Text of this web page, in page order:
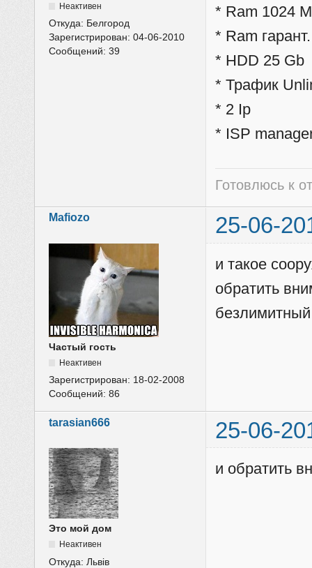
Неактивен
Откуда: Белгород
Зарегистрирован:04-06-2010
Сообщений:39
* Ram 1024
* Ram
* HDD 25 Gb
* Трафик
* 2 Ip
* ISP
Готовлюсь к
Mafiozo 25-06-
Частый гость
Неактивен
Зарегистрирован: 18-02-2008
Сообщений:86
и такое
обратить
tarasian666 25-06-
Это мой дом
Неактивен
Откуда:Львів
и обратить